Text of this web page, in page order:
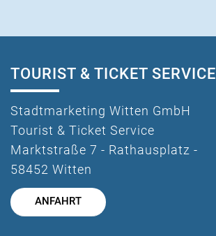
TOURIST & TICKET SERVICE
Stadtmarketing Witten GmbH
Tourist & Ticket Service
Marktstraße 7 - Rathausplatz -
58452 Witten
ANFAHRT